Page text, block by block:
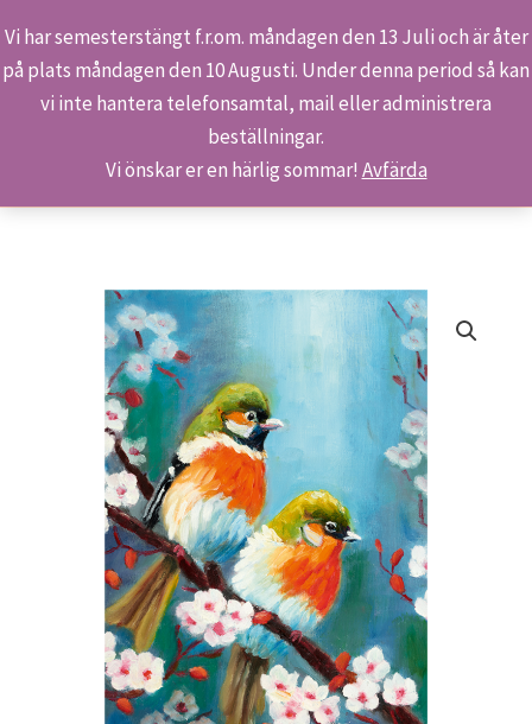
Vi har semesterstängt f.r.om. måndagen den 13 Juli och är åter
på plats måndagen den 10 Augusti. Under denna period så kan
vi inte hantera telefonsamtal, mail eller administrera
beställningar.
Vi önskar er en härlig sommar! Avfärda
Hoppa
Sök
Hem Butiken Produkter 2602 – Tvåsamhet